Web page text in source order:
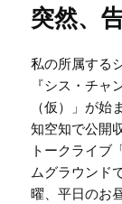
突然、告
私の所属する
『シス・チ
（仮）」が
知空知で公開
トークライブ
ムグラウンド
曜、平日のお